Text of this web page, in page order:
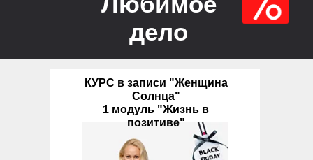
дело
КУРС в записи "Женщина
Солнца"
1 модуль "Жизнь в
позитиве"